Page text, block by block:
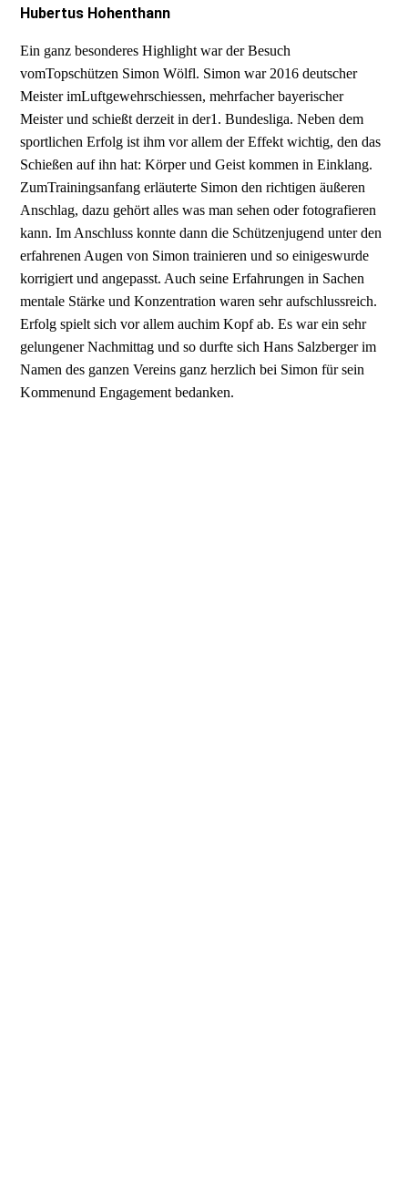
Hubertus Hohenthann
Ein ganz besonderes Highlight war der Besuch
vomTopschützen Simon Wölfl. Simon war 2016 deutscher
Meister imLuftgewehrschiessen, mehrfacher bayerischer
Meister und schießt derzeit in der1. Bundesliga. Neben dem
sportlichen Erfolg ist ihm vor allem der Effekt wichtig, den das
Schießen auf ihn hat: Körper und Geist kommen in Einklang.
ZumTrainingsanfang erläuterte Simon den richtigen äußeren
Anschlag, dazu gehört alles was man sehen oder fotografieren
kann. Im Anschluss konnte dann die Schützenjugend unter den
erfahrenen Augen von Simon trainieren und so einigeswurde
korrigiert und angepasst. Auch seine Erfahrungen in Sachen
mentale Stärke und Konzentration waren sehr aufschlussreich.
Erfolg spielt sich vor allem auchim Kopf ab. Es war ein sehr
gelungener Nachmittag und so durfte sich Hans Salzberger im
Namen des ganzen Vereins ganz herzlich bei Simon für sein
Kommenund Engagement bedanken.